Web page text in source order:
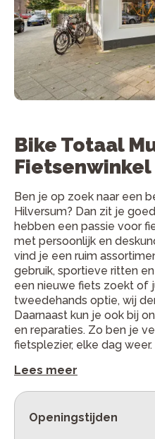
Bike Totaal
Ben je op zoek naar een
Hilversum? Dan zit je
hebben een passie voor
met persoonlijk en
vind je een ruim
gebruik, sportieve ritten
een nieuwe fiets zoekt of
tweedehands optie, wij
Daarnaast kun je ook bij
en reparaties. Zo ben je
fietsplezier, elke dag weer.
Lees meer
Openingstijden